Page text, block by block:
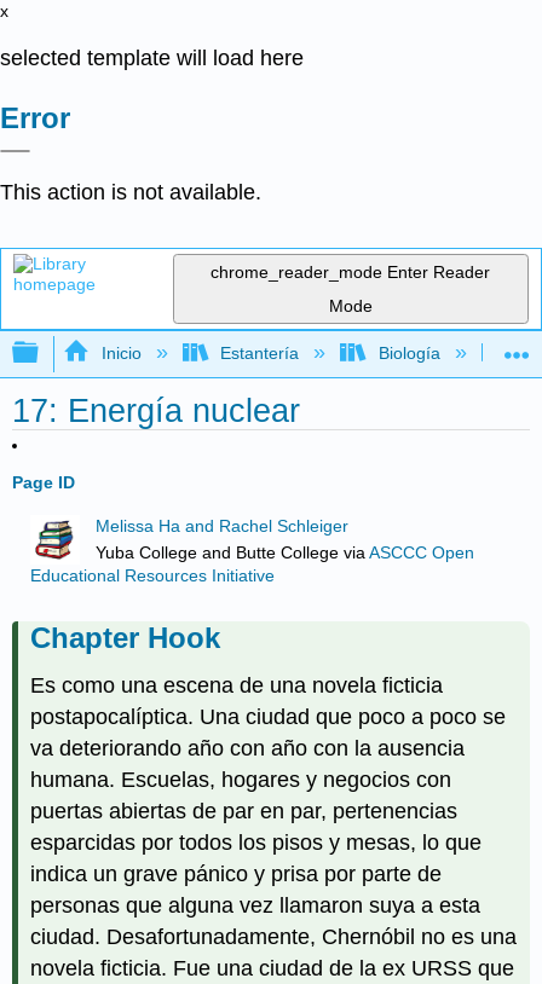
x
selected template will load here
Error
This action is not available.
chrome_reader_mode Enter Reader
Mode
Expandir/contraer jerarquía global
Inicio Estantería Biología
17: Energía nuclear
Page ID
Melissa Ha and Rachel Schleiger
Yuba College and Butte College viaASCCC Open
Educational Resources Initiative
Chapter Hook
Es como una escena de una novela ficticia
postapocalíptica. Una ciudad que poco a poco se
va deteriorando año con año con la ausencia
humana. Escuelas, hogares y negocios con
puertas abiertas de par en par, pertenencias
esparcidas por todos los pisos y mesas, lo que
indica un grave pánico y prisa por parte de
personas que alguna vez llamaron suya a esta
ciudad. Desafortunadamente, Chernóbil no es una
novela ficticia. Fue una ciudad de la ex URSS que